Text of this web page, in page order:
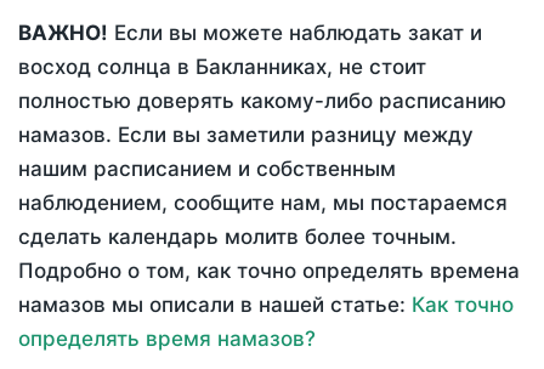
ВАЖНО! Если вы можете наблюдать закат и
восход солнца в Бакланниках, не стоит
полностью доверять какому-либо расписанию
намазов. Если вы заметили разницу между
нашим расписанием и собственным
наблюдением, сообщите нам, мы постараемся
сделать календарь молитв более точным.
Подробно о том, как точно определять времена
намазов мы описали в нашей статье: Как точно
определять время намазов?